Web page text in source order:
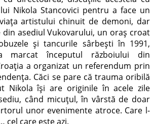
Nikola Stancovici pentru a face un
artistului chinuit de demoni, dar
din asediul Vukovarului, un oraș croat
și tancurile sârbești în 1991,
marcat începutul războiului din
a organizat un referendum prin
Căci se pare că trauma oribilă
Nikola își are originile în acele zile
când micuțul, în vârstă de doar
unor evenimente atroce. Care l-
cel care este azi.